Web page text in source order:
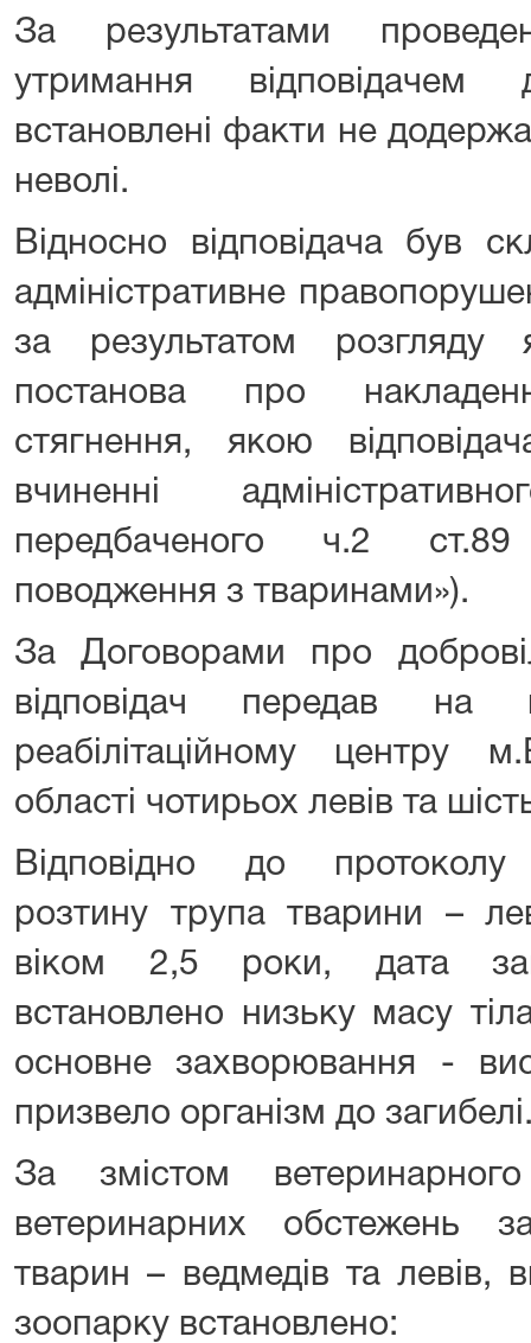
За результатами
утримання
встановлені факти не
неволі.
Відносно відповідача був
адміністративне
за результатом розгляду
постанова про
стягнення, якою
вчиненні
передбаченого ч.2
поводження з тваринами»).
За Договорами про
відповідач передав на
реабілітаційному центру
області чотирьох левів та
Відповідно до протоколу
розтину трупа тварини –
віком 2,5 роки, дата
встановлено низьку масу
основне захворювання -
призвело організм до
За змістом
ветеринарних обстежень
тварин – ведмедів та левів,
зоопарку встановлено: